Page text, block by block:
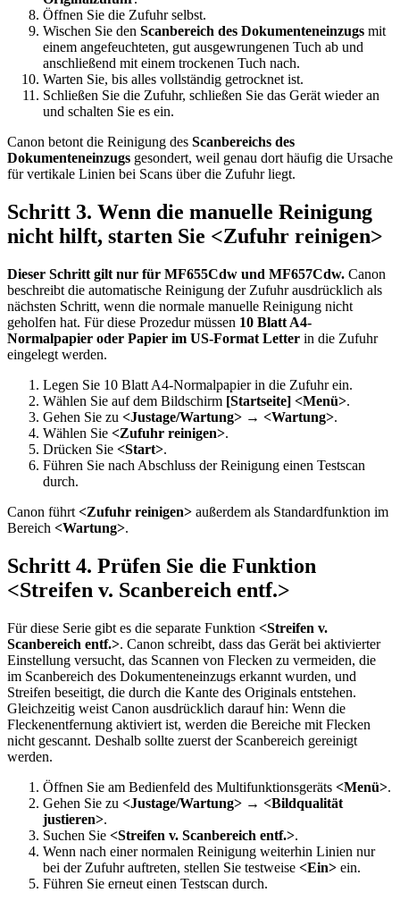
Öffnen Sie die Zufuhr selbst.
Wischen Sie den Scanbereich des Dokumenteneinzugs mit
einem angefeuchteten, gut ausgewrungenen Tuch ab und
anschließend mit einem trockenen Tuch nach.
Warten Sie, bis alles vollständig getrocknet ist.
Schließen Sie die Zufuhr, schließen Sie das Gerät wieder an
und schalten Sie es ein.
Canon betont die Reinigung des Scanbereichs des
Dokumenteneinzugs gesondert, weil genau dort häufig die Ursache
für vertikale Linien bei Scans über die Zufuhr liegt.
Schritt 3. Wenn die manuelle Reinigung
nicht hilft, starten Sie <Zufuhr reinigen>
Dieser Schritt gilt nur für MF655Cdw und MF657Cdw. Canon
beschreibt die automatische Reinigung der Zufuhr ausdrücklich als
nächsten Schritt, wenn die normale manuelle Reinigung nicht
geholfen hat. Für diese Prozedur müssen 10 Blatt A4-
Normalpapier oder Papier im US-Format Letter in die Zufuhr
eingelegt werden.
Legen Sie 10 Blatt A4-Normalpapier in die Zufuhr ein.
Wählen Sie auf dem Bildschirm [Startseite] <Menü>.
Gehen Sie zu <Justage/Wartung> → <Wartung>.
Wählen Sie <Zufuhr reinigen>.
Drücken Sie <Start>.
Führen Sie nach Abschluss der Reinigung einen Testscan
durch.
Canon führt <Zufuhr reinigen> außerdem als Standardfunktion im
Bereich <Wartung>.
Schritt 4. Prüfen Sie die Funktion
<Streifen v. Scanbereich entf.>
Für diese Serie gibt es die separate Funktion <Streifen v.
Scanbereich entf.>. Canon schreibt, dass das Gerät bei aktivierter
Einstellung versucht, das Scannen von Flecken zu vermeiden, die
im Scanbereich des Dokumenteneinzugs erkannt wurden, und
Streifen beseitigt, die durch die Kante des Originals entstehen.
Gleichzeitig weist Canon ausdrücklich darauf hin: Wenn die
Fleckenentfernung aktiviert ist, werden die Bereiche mit Flecken
nicht gescannt. Deshalb sollte zuerst der Scanbereich gereinigt
werden.
Öffnen Sie am Bedienfeld des Multifunktionsgeräts <Menü>.
Gehen Sie zu <Justage/Wartung> → <Bildqualität
justieren>.
Suchen Sie <Streifen v. Scanbereich entf.>.
Wenn nach einer normalen Reinigung weiterhin Linien nur
bei der Zufuhr auftreten, stellen Sie testweise <Ein> ein.
Führen Sie erneut einen Testscan durch.